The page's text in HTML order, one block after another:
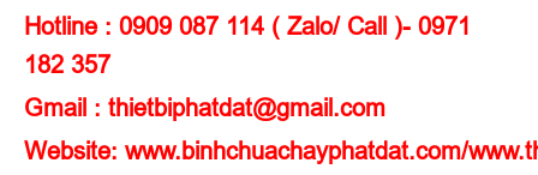
Hotline : 0909 087 114 ( Zalo/ Call )- 0971
182 357
Gmail : thietbiphatdat@gmail.com
Website: www.binhchuachayphatdat.com/